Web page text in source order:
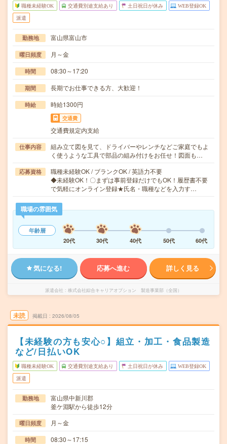
職種未経験OK 交通費別途支給あり 土日祝日が休み WEB登録OK
派遣
勤務地 富山県富山市
曜日頻度 月～金
時間 08:30～17:20
期間 長期でお仕事できる方、大歓迎！
時給 時給1300円
交通費
交通費規定内支給
仕事内容
組み立て図を見て、ドライバーやレンチなどご家庭でもよ
く使うような工具で部品の組み付けをお任せ！図面も…
応募資格
職種未経験OK / ブランクOK / 英語力不要
◆未経験OK！〇まずは事前登録だけでもOK！履歴書不要
で気軽にオンライン登録★氏名・職種などを入力す…
職場の雰囲気
年齢層
20代
30代 40代 50代 60代
気になる! 応募へ進む 詳しく見る
派遣会社 株式会社綜合キャリアオプション 製造事業部（全国）
未読 掲載日 2026/08/05
【未経験の方も安心○】組立・加工・食品製造
など/日払いOK
職種未経験OK 交通費別途支給あり 土日祝日が休み WEB登録OK
派遣
勤務地
富山県中新川郡
釜ケ淵駅から徒歩12分
曜日頻度 月～金
時間 08:30～17:15